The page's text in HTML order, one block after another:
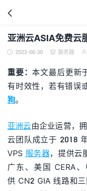

亚洲云ASIA免费云
 2022-08-30  服务器 
重要：本文最后更新
有时效性，若有错误
狗。
亚洲云由企业运营，
云团队成立于 2018
VPS 服务器，提供云
广东、美国 CERA
供 CN2 GIA 线路和